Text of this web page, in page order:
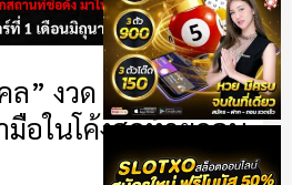
ล” งวด 1/6/67 มาไว้
มือในโค้งสุดท้ายก่อน
า